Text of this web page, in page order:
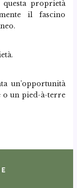
questa proprietà
il fascino
un’opportunità
o un pied-à-terre